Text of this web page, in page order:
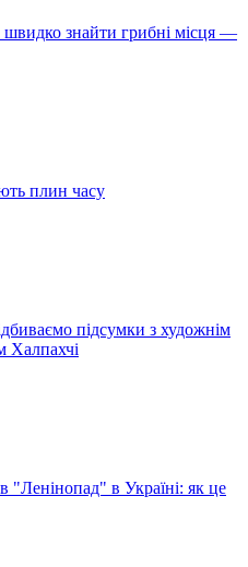
швидко знайти грибні місця —
плин часу
підсумки з художнім
Халпахчі
"Ленінопад" в Україні: як це